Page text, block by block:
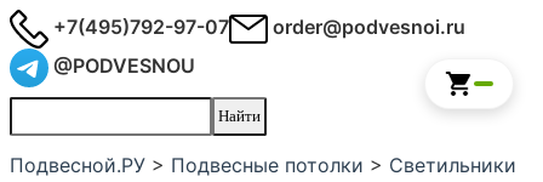
+7(495)792-97-07
order@podvesnoi.ru
@PODVESNOU
Подвесной.РУ > Подвесные потолки > Светильники